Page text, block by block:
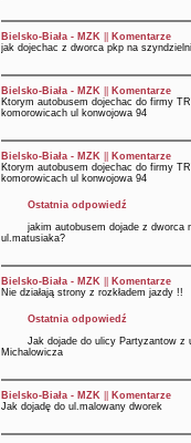
Bielsko-Biała - MZK||
Komentarze
jak dojechac z dworca pkp na
Bielsko-Biała - MZK||
Komentarze
Ktorym autobusem dojechac do firmy
komorowicach ul konwojowa 94
Bielsko-Biała - MZK||
Komentarze
Ktorym autobusem dojechac do firmy
komorowicach ul konwojowa 94
Ostatnia odpowiedź
jakim autobusem dojade z dworca
ul.matusiaka?
Bielsko-Biała - MZK||
Komentarze
Nie działają strony z rozkładem jazdy !!
Ostatnia odpowiedź
Jak dojade do ulicy Partyzantow z
Michalowicza
Bielsko-Biała - MZK||
Komentarze
Jak dojadę do ul.malowany dworek